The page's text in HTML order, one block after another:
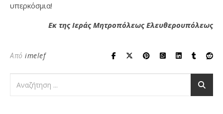
υπερκόσμια!
Εκ της Ιεράς Μητροπόλεως Ελευθερουπόλεως
Από imelef